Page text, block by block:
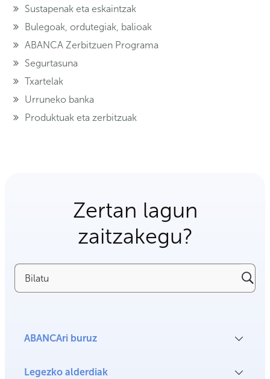
Sustapenak eta eskaintzak
Bulegoak, ordutegiak, balioak
ABANCA Zerbitzuen Programa
Segurtasuna
Txartelak
Urruneko banka
Produktuak eta zerbitzuak
Zertan lagun
zaitzakegu?
Bilatu
ABANCAri buruz
Legezko alderdiak